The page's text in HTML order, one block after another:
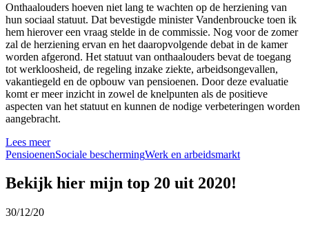
Onthaalouders hoeven niet lang te wachten op de herziening van
hun sociaal statuut. Dat bevestigde minister Vandenbroucke toen ik
hem hierover een vraag stelde in de commissie. Nog voor de zomer
zal de herziening ervan en het daaropvolgende debat in de kamer
worden afgerond. Het statuut van onthaalouders bevat de toegang
tot werkloosheid, de regeling inzake ziekte, arbeidsongevallen,
vakantiegeld en de opbouw van pensioenen. Door deze evaluatie
komt er meer inzicht in zowel de knelpunten als de positieve
aspecten van het statuut en kunnen de nodige verbeteringen worden
aangebracht.
Lees meer
PensioenenSociale beschermingWerk en arbeidsmarkt
Bekijk hier mijn top 20 uit 2020!
30/12/20